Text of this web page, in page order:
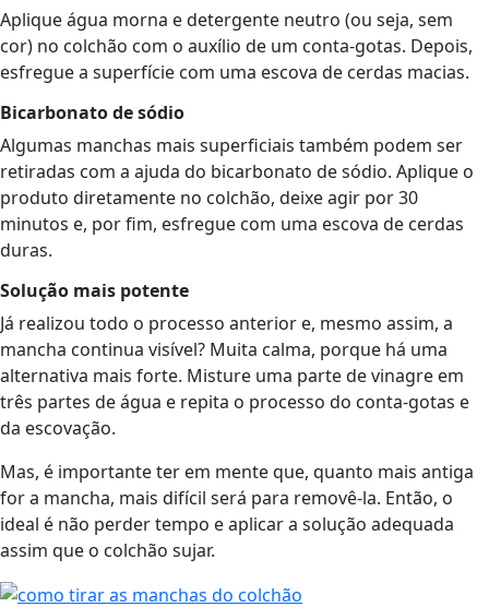
Aplique água morna e detergente neutro (ou seja, sem
cor) no colchão com o auxílio de um conta-gotas. Depois,
esfregue a superfície com uma escova de cerdas macias.
Bicarbonato de sódio
Algumas manchas mais superficiais também podem ser
retiradas com a ajuda do bicarbonato de sódio. Aplique o
produto diretamente no colchão, deixe agir por 30
minutos e, por fim, esfregue com uma escova de cerdas
duras.
Solução mais potente
Já realizou todo o processo anterior e, mesmo assim, a
mancha continua visível? Muita calma, porque há uma
alternativa mais forte. Misture uma parte de vinagre em
três partes de água e repita o processo do conta-gotas e
da escovação.
Mas, é importante ter em mente que, quanto mais antiga
for a mancha, mais difícil será para removê-la. Então, o
ideal é não perder tempo e aplicar a solução adequada
assim que o colchão sujar.